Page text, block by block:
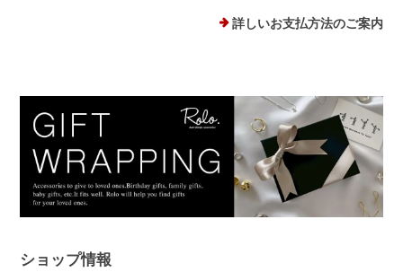
ルバーでどんなファションにも合うため、たくさん使わせていただき
ます。 ありがとうございました。
このたびは、Rolo.をご利用いただき有
難うございます。 痒みや違和感が出て
しまっていた中、当店ピアスを使ってい
詳しいお支払方法のご案内
ショップ情報